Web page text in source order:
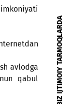
hamkorlik
kirish
hamda
kelayotgan